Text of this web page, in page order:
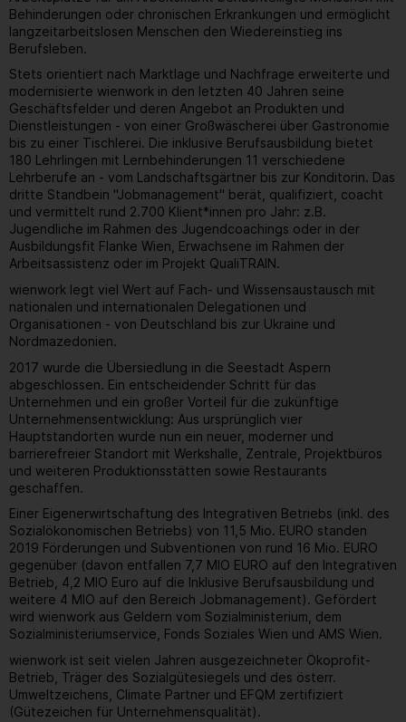
Behinderungen oder chronischen Erkrankungen und ermöglicht
langzeitarbeitslosen Menschen den Wiedereinstieg ins
Berufsleben.
Stets orientiert nach Marktlage und Nachfrage erweiterte und
modernisierte wienwork in den letzten 40 Jahren seine
Geschäftsfelder und deren Angebot an Produkten und
Dienstleistungen - von einer Großwäscherei über Gastronomie
bis zu einer Tischlerei. Die inklusive Berufsausbildung bietet
180 Lehrlingen mit Lernbehinderungen 11 verschiedene
Lehrberufe an - vom Landschaftsgärtner bis zur Konditorin. Das
dritte Standbein "Jobmanagement" berät, qualifiziert, coacht
und vermittelt rund 2.700 Klient*innen pro Jahr: z.B.
Jugendliche im Rahmen des Jugendcoachings oder in der
Ausbildungsfit Flanke Wien, Erwachsene im Rahmen der
Arbeitsassistenz oder im Projekt QualiTRAIN.
wienwork legt viel Wert auf Fach- und Wissensaustausch mit
nationalen und internationalen Delegationen und
Organisationen - von Deutschland bis zur Ukraine und
Nordmazedonien.
2017 wurde die Übersiedlung in die Seestadt Aspern
abgeschlossen. Ein entscheidender Schritt für das
Unternehmen und ein großer Vorteil für die zukünftige
Unternehmensentwicklung: Aus ursprünglich vier
Hauptstandorten wurde nun ein neuer, moderner und
barrierefreier Standort mit Werkshalle, Zentrale, Projektbüros
und weiteren Produktionsstätten sowie Restaurants
geschaffen.
Einer Eigenerwirtschaftung des Integrativen Betriebs (inkl. des
Sozialökonomischen Betriebs) von 11,5 Mio. EURO standen
2019 Förderungen und Subventionen von rund 16 Mio. EURO
gegenüber (davon entfallen 7,7 MIO EURO auf den Integrativen
Betrieb, 4,2 MIO Euro auf die Inklusive Berufsausbildung und
weitere 4 MIO auf den Bereich Jobmanagement). Gefördert
wird wienwork aus Geldern vom Sozialministerium, dem
Sozialministeriumservice, Fonds Soziales Wien und AMS Wien.
wienwork ist seit vielen Jahren ausgezeichneter Ökoprofit-
Betrieb, Träger des Sozialgütesiegels und des österr.
Umweltzeichens, Climate Partner und EFQM zertifiziert
(Gütezeichen für Unternehmensqualität).